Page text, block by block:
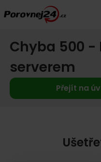
Chyba 500 -
serverem
Přejít na